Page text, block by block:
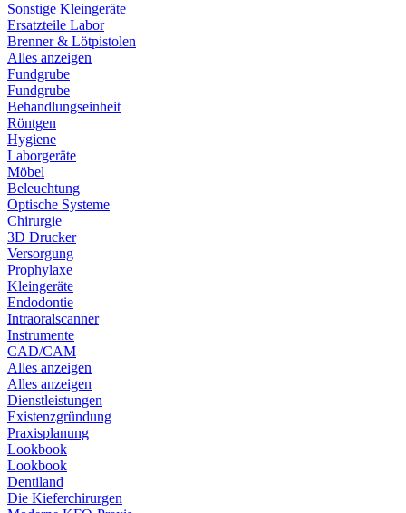
Sonstige Kleingeräte
Ersatzteile Labor
Brenner & Lötpistolen
Alles anzeigen
Fundgrube
Fundgrube
Behandlungseinheit
Röntgen
Hygiene
Laborgeräte
Möbel
Beleuchtung
Optische Systeme
Chirurgie
3D Drucker
Versorgung
Prophylaxe
Kleingeräte
Endodontie
Intraoralscanner
Instrumente
CAD/CAM
Alles anzeigen
Alles anzeigen
Dienstleistungen
Existenzgründung
Praxisplanung
Lookbook
Lookbook
Dentiland
Die Kieferchirurgen